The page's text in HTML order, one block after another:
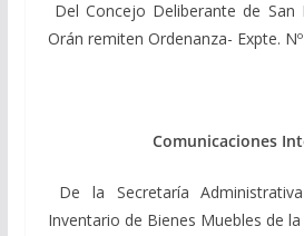
Del Concejo Deliberante de San
Orán remiten Ordenanza- Expte.
Comunicaciones
De la Secretaría
Inventario de Bienes Muebles de